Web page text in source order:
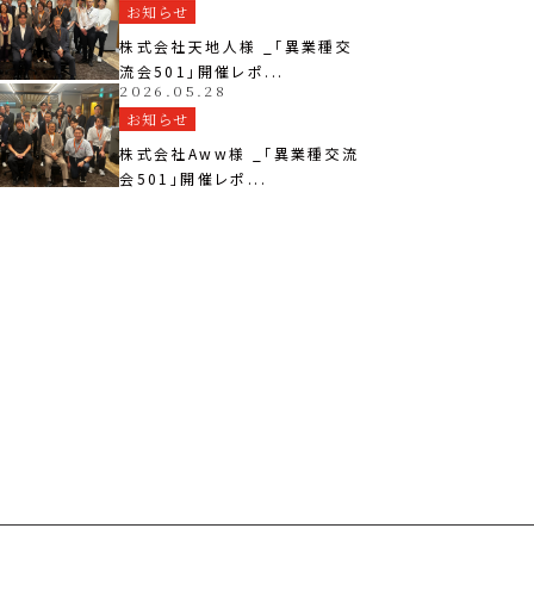
お知らせ
株式会社天地人様 _「異業種交
流会501」開催レポ...
2026.05.28
お知らせ
株式会社Aww様 _「異業種交流
会501」開催レポ...